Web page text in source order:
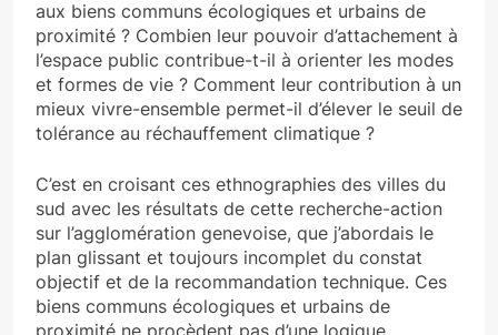
aux biens communs écologiques et urbains de
proximité ? Combien leur pouvoir d’attachement à
l’espace public contribue-t-il à orienter les modes
et formes de vie ? Comment leur contribution à un
mieux vivre-ensemble permet-il d’élever le seuil de
tolérance au réchauffement climatique ?
C’est en croisant ces ethnographies des villes du
sud avec les résultats de cette recherche-action
sur l’agglomération genevoise, que j’abordais le
plan glissant et toujours incomplet du constat
objectif et de la recommandation technique. Ces
biens communs écologiques et urbains de